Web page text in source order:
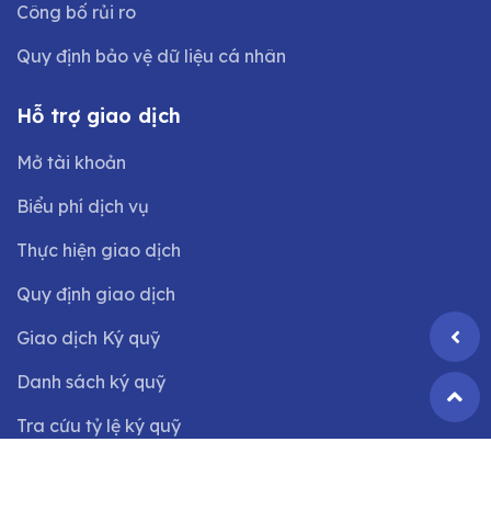
Công bố rủi ro
Quy định bảo vệ dữ liệu cá nhân
Hỗ trợ giao dịch
Mở tài khoản
Biểu phí dịch vụ
Thực hiện giao dịch
Quy định giao dịch
Giao dịch Ký quỹ
Danh sách ký quỹ
Tra cứu tỷ lệ ký quỹ